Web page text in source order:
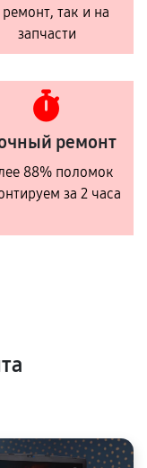
ремонт, так и на
запчасти
ремонт
88% поломок
за 2 часа